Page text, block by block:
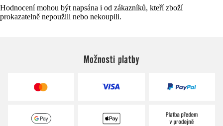
Hodnocení mohou být napsána i od zákazníků, kteří zboží
prokazatelně nepoužili nebo nekoupili.
Možnosti platby